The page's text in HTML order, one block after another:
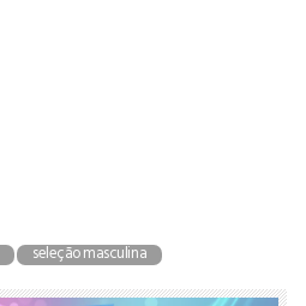
seleção masculina